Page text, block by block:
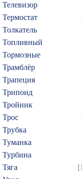
Телевизор
Термостат
Толкатель
Топливный
Тормозные
Трамблёр
Трапеция
Трипоид
Тройник
Трос
Трубка
Туманка
Турбина
Тяга